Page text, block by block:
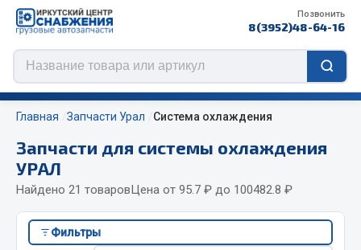
Позвонить
8(3952)48-64-16
Цепи противоскольжения
ЦЕПИ РОССИЯ
ЦЕПИ BOHU (Китай)
Главная Запчасти Урал Система охлаждения
Запчасти для системы охлаждения
УРАЛ
Найдено 21 товаровЦена от 95.7 ₽ до 100482.8 ₽
Фильтры